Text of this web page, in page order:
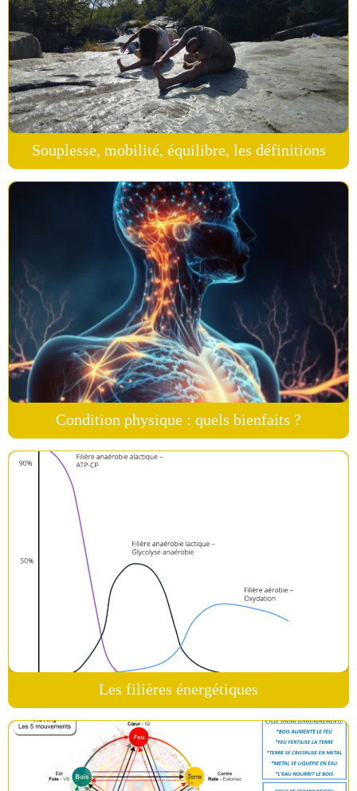
Souplesse, mobilité, équilibre, les définitions
Condition physique : quels bienfaits ?
Les filières énergétiques